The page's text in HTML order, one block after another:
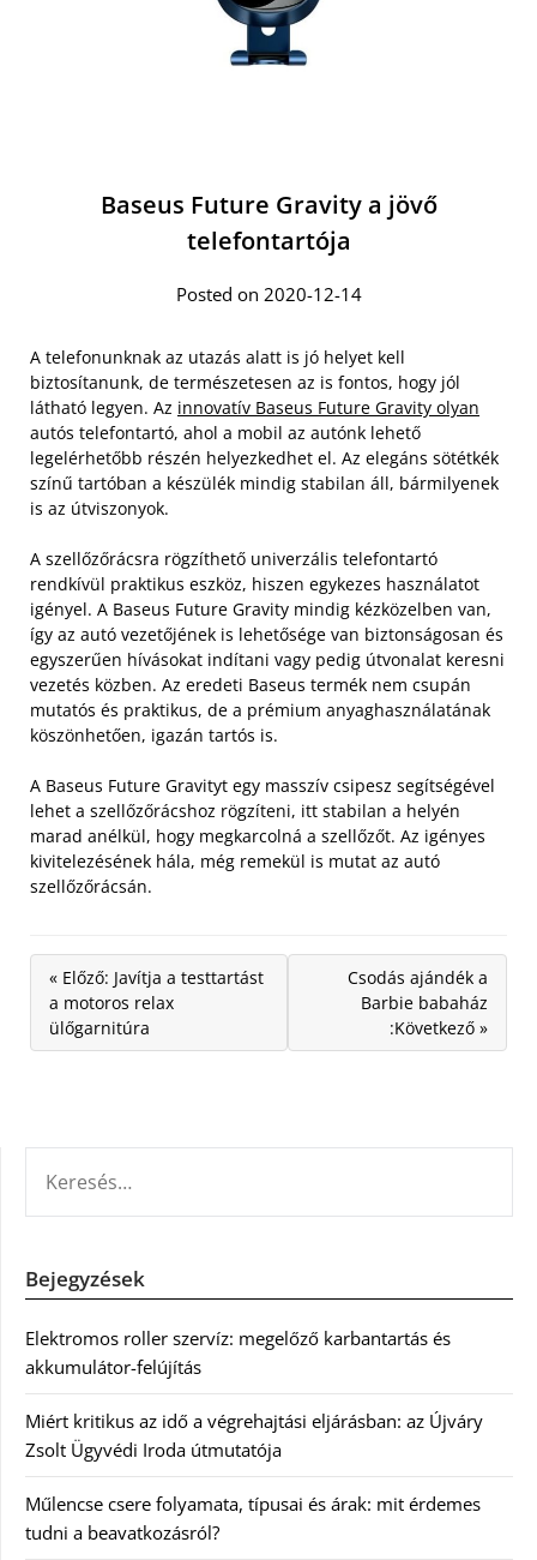
Baseus Future Gravity a jövő
telefontartója
Posted on 2020-12-14
A telefonunknak az utazás alatt is jó helyet kell
biztosítanunk, de természetesen az is fontos, hogy jól
látható legyen. Az innovatív Baseus Future Gravity olyan
autós telefontartó, ahol a mobil az autónk lehető
legelérhetőbb részén helyezkedhet el. Az elegáns sötétkék
színű tartóban a készülék mindig stabilan áll, bármilyenek
is az útviszonyok.
A szellőzőrácsra rögzíthető univerzális telefontartó
rendkívül praktikus eszköz, hiszen egykezes használatot
igényel. A Baseus Future Gravity mindig kézközelben van,
így az autó vezetőjének is lehetősége van biztonságosan és
egyszerűen hívásokat indítani vagy pedig útvonalat keresni
vezetés közben. Az eredeti Baseus termék nem csupán
mutatós és praktikus, de a prémium anyaghasználatának
köszönhetően, igazán tartós is.
A Baseus Future Gravityt egy masszív csipesz segítségével
lehet a szellőzőrácshoz rögzíteni, itt stabilan a helyén
marad anélkül, hogy megkarcolná a szellőzőt. Az igényes
kivitelezésének hála, még remekül is mutat az autó
szellőzőrácsán.
« Előző: Javítja a testtartást
a motoros relax
ülőgarnitúra
Csodás ajándék a
Barbie babaház
:Következő »
Bejegyzések
Elektromos roller szervíz: megelőző karbantartás és
akkumulátor-felújítás
Miért kritikus az idő a végrehajtási eljárásban: az Újváry
Zsolt Ügyvédi Iroda útmutatója
Műlencse csere folyamata, típusai és árak: mit érdemes
tudni a beavatkozásról?